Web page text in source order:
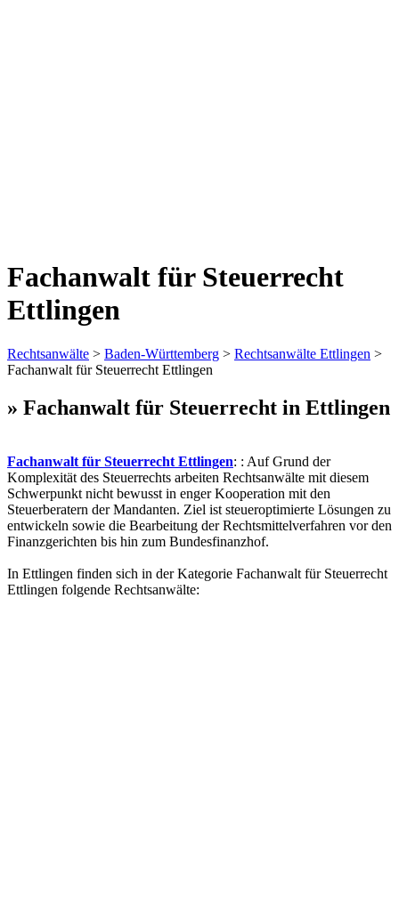
Fachanwalt für Steuerrecht
Ettlingen
Rechtsanwälte > Baden-Württemberg > Rechtsanwälte Ettlingen >
Fachanwalt für Steuerrecht Ettlingen
» Fachanwalt für Steuerrecht in Ettlingen
Fachanwalt für Steuerrecht Ettlingen: : Auf Grund der
Komplexität des Steuerrechts arbeiten Rechtsanwälte mit diesem
Schwerpunkt nicht bewusst in enger Kooperation mit den
Steuerberatern der Mandanten. Ziel ist steueroptimierte Lösungen zu
entwickeln sowie die Bearbeitung der Rechtsmittelverfahren vor den
Finanzgerichten bis hin zum Bundesfinanzhof.
In Ettlingen finden sich in der Kategorie Fachanwalt für Steuerrecht
Ettlingen folgende Rechtsanwälte: